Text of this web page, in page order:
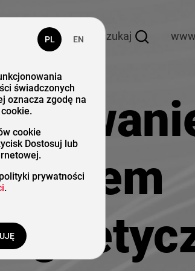
szukaj www
PL EN
świadczonych
oznacza zgodę na
cookie
Dostosuj lub
prywatności
.